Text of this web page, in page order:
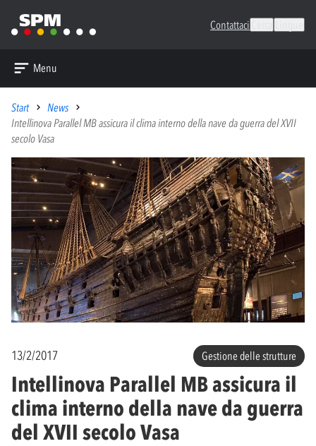
Contattaci
Menu
Start
News
Intellinova Parallel MB assicura il clima interno della nave da guerra del XVII
secolo Vasa
13/2/2017 Gestione delle strutture
Intellinova Parallel MB assicura il
clima interno della nave da guerra
del XVII secolo Vasa